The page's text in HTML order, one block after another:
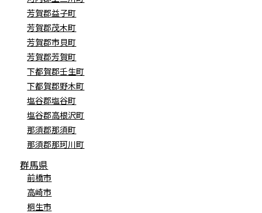
芳賀郡益子町
芳賀郡茂木町
芳賀郡市貝町
芳賀郡芳賀町
下都賀郡壬生町
下都賀郡野木町
塩谷郡塩谷町
塩谷郡高根沢町
那須郡那須町
那須郡那珂川町
群馬県
前橋市
高崎市
桐生市